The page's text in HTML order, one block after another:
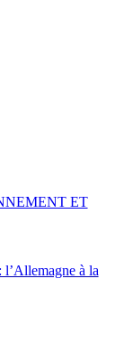
l’Allemagne à la
ET